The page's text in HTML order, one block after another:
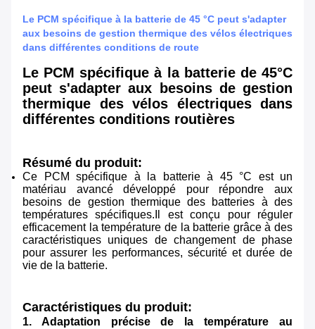
Le PCM spécifique à la batterie de 45 °C peut s'adapter
aux besoins de gestion thermique des vélos électriques
dans différentes conditions de route
Le PCM spécifique à la batterie de 45°C
peut s'adapter aux besoins de gestion
thermique des vélos électriques dans
différentes conditions routières
Résumé du produit:
Ce PCM spécifique à la batterie à 45 °C est un
matériau avancé développé pour répondre aux
besoins de gestion thermique des batteries à des
températures spécifiques.Il est conçu pour réguler
efficacement la température de la batterie grâce à des
caractéristiques uniques de changement de phase
pour assurer les performances, sécurité et durée de
vie de la batterie.
Caractéristiques du produit:
1. Adaptation précise de la température au